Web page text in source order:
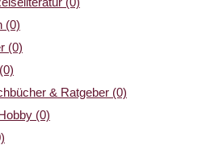
(0)
(0)
(0)
& Ratgeber (0)
(0)